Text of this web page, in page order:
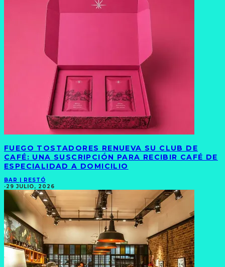
FUEGO TOSTADORES RENUEVA SU CLUB DE
CAFÉ: UNA SUSCRIPCIÓN PARA RECIBIR CAFÉ DE
ESPECIALIDAD A DOMICILIO
BAR | RESTÓ
·29 JULIO, 2026